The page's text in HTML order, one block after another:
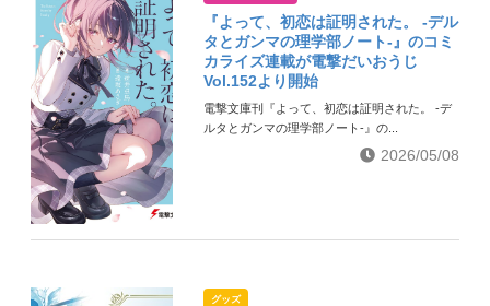
『よって、初恋は証明された。 -デル
タとガンマの理学部ノート-』のコミ
カライズ連載が電撃だいおうじ
Vol.152より開始
電撃文庫刊『よって、初恋は証明された。 -デ
ルタとガンマの理学部ノート-』の...
2026/05/08
グッズ